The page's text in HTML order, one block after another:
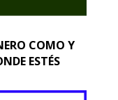
COMO Y
ESTÉS